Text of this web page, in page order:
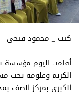
كتب _ محمود فتحي
أقامت اليوم مؤسسة
الكريم وعلومه تحت
الكبرى بمركز الصف